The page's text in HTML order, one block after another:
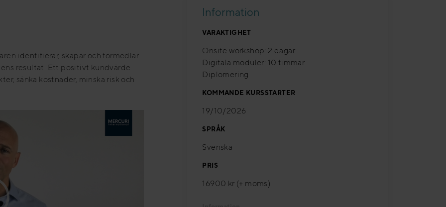
identifierar, skapar och förmedlar
resultat. Ett positivt kundvärde
sänka kostnader, minska risk och
Information
VARAKTIGHET
Onsite workshop: 2 dagar
Digitala moduler: 10 timmar
Diplomering
KOMMANDE KURSSTARTER
19/10/2026
SPRÅK
Svenska
PRIS
16900 kr (+ moms)